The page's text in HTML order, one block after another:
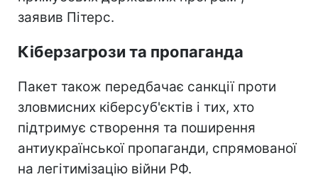
заявив Пітерс.
Кіберзагрози та пропаганда
Пакет також передбачає санкції проти
зловмисних кіберсуб'єктів і тих, хто
підтримує створення та поширення
антиукраїнської пропаганди, спрямованої
на легітимізацію війни РФ.